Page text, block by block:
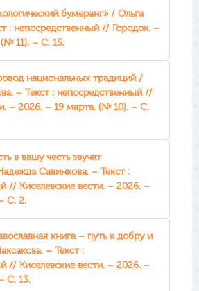
бумеранг» / Ольга
: непосредственный // Городок. –
11). – С. 15.
национальных традиций /
– Текст : непосредственный //
– 2026. – 19 марта. (№ 10). – С.
в вашу честь звучат
Савинкова. – Текст :
// Киселевские вести. – 2026. –
С. 2.
книга – путь к добру и
– Текст :
// Киселевские вести. – 2026. –
С. 13.